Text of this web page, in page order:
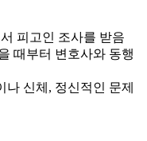
피고인 조사를 받음
때부터 변호사와 동행
신체, 정신적인 문제